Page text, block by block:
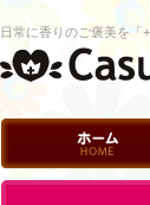
ホーム
日常に香りのご褒美を「